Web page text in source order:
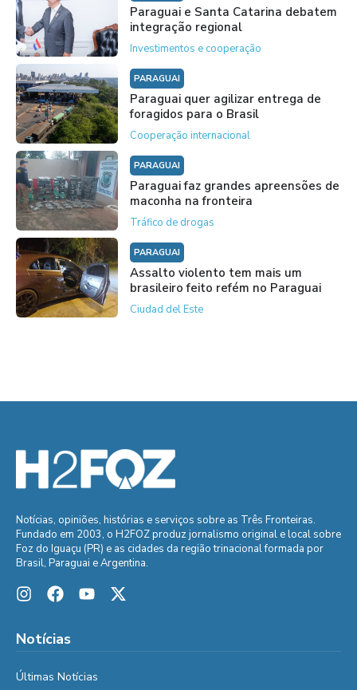
Paraguai e Santa Catarina debatem
integração regional
Investimentos e cooperação
PARAGUAI
Paraguai quer agilizar entrega de
foragidos para o Brasil
Cooperação internacional
PARAGUAI
Paraguai faz grandes apreensões de
maconha na fronteira
Tráfico de drogas
PARAGUAI
Assalto violento tem mais um
brasileiro feito refém no Paraguai
Ciudad del Este
Notícias, opiniões, histórias e serviços sobre as Três Fronteiras.
Fundado em 2003, o H2FOZ produz jornalismo original e local sobre
Foz do Iguaçu (PR) e as cidades da região trinacional formada por
Brasil, Paraguai e Argentina.
Notícias
Últimas Notícias